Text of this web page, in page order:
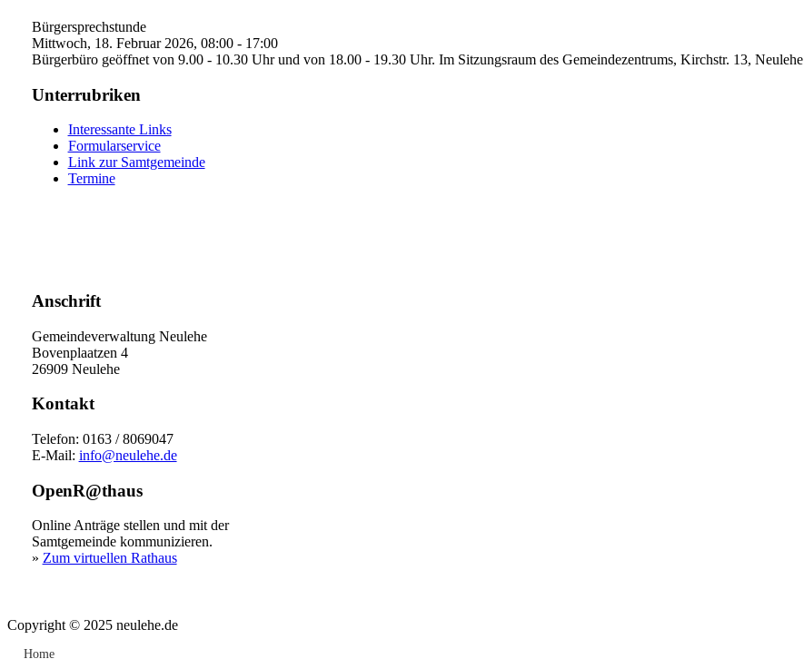
Bürgersprechstunde
Mittwoch, 18. Februar 2026, 08:00 - 17:00
Bürgerbüro geöffnet von 9.00 - 10.30 Uhr und von 18.00 - 19.30 Uhr. Im Sitzungsraum des Gemeindezentrums, Kirchstr. 13, Neulehe
Unterrubriken
Interessante Links
Formularservice
Link zur Samtgemeinde
Termine
Anschrift
Gemeindeverwaltung Neulehe
Bovenplaatzen 4
26909 Neulehe
Kontakt
Telefon: 0163 / 8069047
E-Mail: info@neulehe.de
OpenR@thaus
Online Anträge stellen und mit der
Samtgemeinde kommunizieren.
» Zum virtuellen Rathaus
Copyright © 2025 neulehe.de
Home